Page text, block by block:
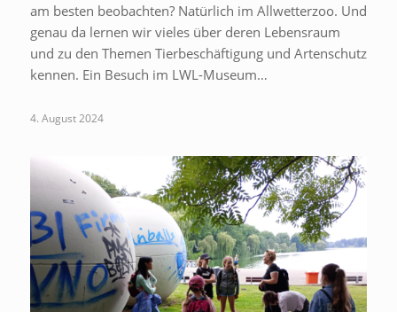
am besten beobachten? Natürlich im Allwetterzoo. Und
genau da lernen wir vieles über deren Lebensraum
und zu den Themen Tierbeschäftigung und Artenschutz
kennen. Ein Besuch im LWL-Museum…
4. August 2024